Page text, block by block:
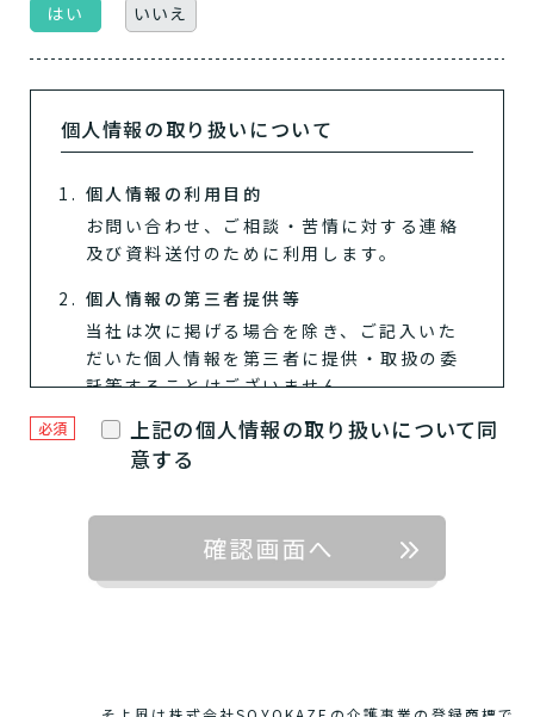
はい いいえ
個人情報の取り扱いについて
個人情報の利用目的
お問い合わせ、ご相談・苦情に対する連絡
及び資料送付のために利用します。
個人情報の第三者提供等
当社は次に掲げる場合を除き、ご記入いた
だいた個人情報を第三者に提供・取扱の委
託等することはございません。
ご本人様の同意がある場合
法令に基づく場合
ために必要がある場合であって、ご
本人様の同意を得ることが困難であ
るとき
必須
上記の個人情報の取り扱いについて同
意する
閉じる
1つ前に戻る 介護診断を終了
1つ前に戻る 介護診断を終了
1つ前に戻る 介護診断を終了
1つ前に戻る 介護診断を終了
1つ前に戻る 介護診断を終了
1つ前に戻る 介護診断を終了
1つ前に戻る 介護診断を終了